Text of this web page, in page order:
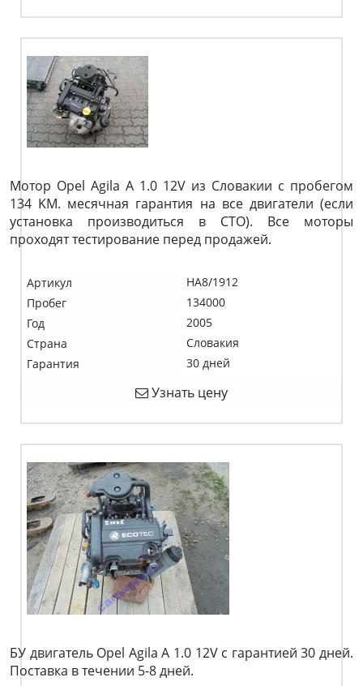
Мотор Opel Agila A 1.0 12V из Словакии с пробегом
134 KM. месячная гарантия на все двигатели (если
установка производиться в СТО). Все моторы
проходят тестирование перед продажей.
Артикул
HA8/1912
Пробег
134000
Год
2005
Страна
Словакия
Гарантия
30 дней
Узнать цену
БУ двигатель Opel Agila A 1.0 12V c гарантией 30 дней.
Поставка в течении 5-8 дней.